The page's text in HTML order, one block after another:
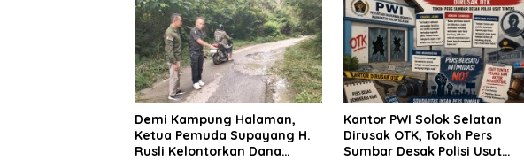
Demi Kampung Halaman,
Ketua Pemuda Supayang H.
Rusli Kelontorkan Dana
Kantor PWI Solok Selatan
Dirusak OTK, Tokoh Pers
Sumbar Desak Polisi Usut
Memungut
Kenangan Masa
Lalu untuk Masa
Depan